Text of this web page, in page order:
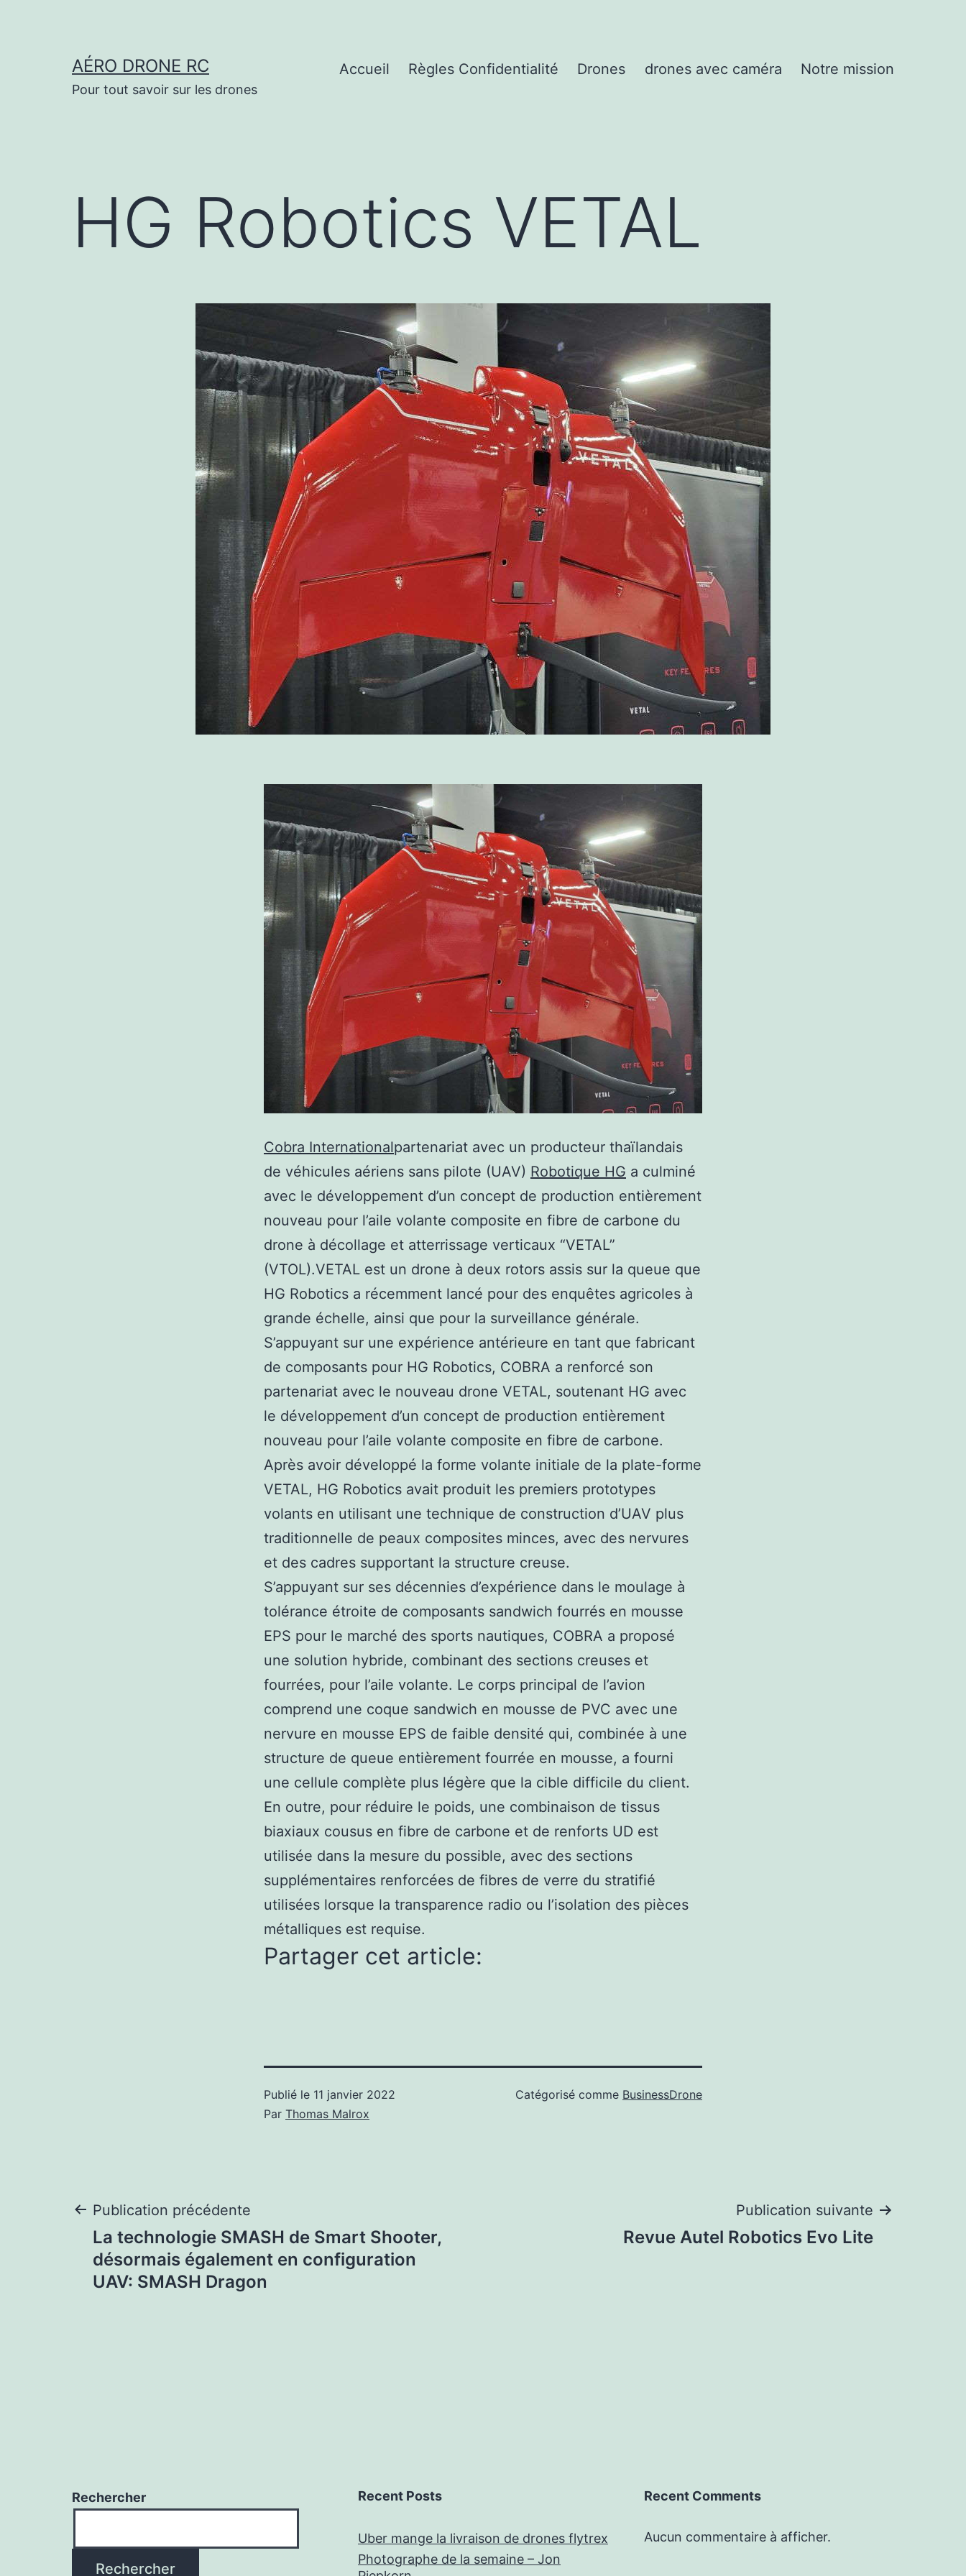
AÉRO DRONE RC
Pour tout savoir sur les drones
Accueil Règles Confidentialité Drones drones avec caméra Notre mission
HG Robotics VETAL
Cobra Internationalpartenariat avec un producteur thaïlandais
de véhicules aériens sans pilote (UAV) Robotique HG a culminé
avec le développement d’un concept de production entièrement
nouveau pour l’aile volante composite en fibre de carbone du
drone à décollage et atterrissage verticaux “VETAL”
(VTOL).VETAL est un drone à deux rotors assis sur la queue que
HG Robotics a récemment lancé pour des enquêtes agricoles à
grande échelle, ainsi que pour la surveillance générale.
S’appuyant sur une expérience antérieure en tant que fabricant
de composants pour HG Robotics, COBRA a renforcé son
partenariat avec le nouveau drone VETAL, soutenant HG avec
le développement d’un concept de production entièrement
nouveau pour l’aile volante composite en fibre de carbone.
Après avoir développé la forme volante initiale de la plate-forme
VETAL, HG Robotics avait produit les premiers prototypes
volants en utilisant une technique de construction d’UAV plus
traditionnelle de peaux composites minces, avec des nervures
et des cadres supportant la structure creuse.
S’appuyant sur ses décennies d’expérience dans le moulage à
tolérance étroite de composants sandwich fourrés en mousse
EPS pour le marché des sports nautiques, COBRA a proposé
une solution hybride, combinant des sections creuses et
fourrées, pour l’aile volante. Le corps principal de l’avion
comprend une coque sandwich en mousse de PVC avec une
nervure en mousse EPS de faible densité qui, combinée à une
structure de queue entièrement fourrée en mousse, a fourni
une cellule complète plus légère que la cible difficile du client.
En outre, pour réduire le poids, une combinaison de tissus
biaxiaux cousus en fibre de carbone et de renforts UD est
utilisée dans la mesure du possible, avec des sections
supplémentaires renforcées de fibres de verre du stratifié
utilisées lorsque la transparence radio ou l’isolation des pièces
métalliques est requise.
Partager cet article:
Publié le 11 janvier 2022
Par Thomas Malrox
Catégorisé comme BusinessDrone
Navigation
de
Publication précédente
La technologie SMASH de Smart Shooter,
désormais également en configuration
UAV: SMASH Dragon
Publication suivante
Revue Autel Robotics Evo Lite
Rechercher
Rechercher
Recent Posts
Uber mange la livraison de drones flytrex
Photographe de la semaine – Jon
Recent Comments
Aucun commentaire à afficher.